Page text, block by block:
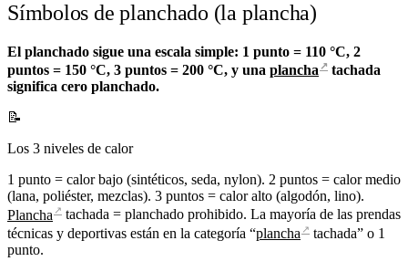
Símbolos de planchado (la plancha)
El planchado sigue una escala simple: 1 punto = 110 °C, 2
puntos = 150 °C, 3 puntos = 200 °C, y una plancha ↗ tachada
significa cero planchado.
📝
Los 3 niveles de calor
1 punto = calor bajo (sintéticos, seda, nylon). 2 puntos = calor medio
(lana, poliéster, mezclas). 3 puntos = calor alto (algodón, lino).
Plancha ↗ tachada = planchado prohibido. La mayoría de las prendas
técnicas y deportivas están en la categoría “plancha ↗ tachada” o 1
punto.